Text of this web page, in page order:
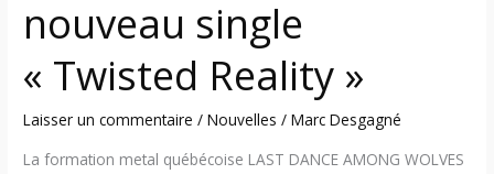
nouveau single
« Twisted Reality »
Laisser un commentaire /Nouvelles /Marc Desgagné
La formation metal québécoise LAST DANCE AMONG WOLVES